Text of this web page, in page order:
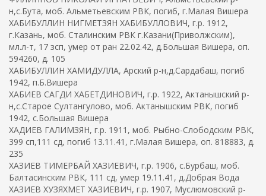
н,с.Бута, моб. Альметьевским РВК, погиб, г.Малая Вишера
ХАБИБУЛЛИН НИГМЕТЗЯН ХАБИБУЛЛОВИЧ, г.р. 1912,
г.Казань, моб. Сталинским РВК г.Казани(Приволжским),
мл.л-т, 17 зсп, умер от ран 22.02.42, д.Большая Вишера, оп.
594260, д. 105
ХАБИБУЛЛИН ХАМИДУЛЛА, Арский р-н,д.Сардабаш, погиб
1942, п.Б.Вишера
ХАБИЕВ САГДИ ХАБЕТДИНОВИЧ, г.р. 1922, Актанышский р-
н,с.Старое Султангулово, моб. Актанышским РВК, погиб
1942, с.Большая Вишера
ХАДИЕВ ГАЛИМЗЯН, г.р. 1911, моб. Рыбно-Слободским РВК,
399 сп,111 сд, погиб 13.11.41, г.Малая Вишера, оп. 818883, д.
235
ХАЗИЕВ ТИМЕРБАЙ ХАЗИЕВИЧ, г.р. 1906, с.Бурбаш, моб.
Балтасинским РВК, 111 сд, умер 19.11.41, д.Добрая Вода
ХАЗИЕВ ХУЗЯХМЕТ ХАЗИЕВИЧ, г.р. 1907, Муслюмовский р-